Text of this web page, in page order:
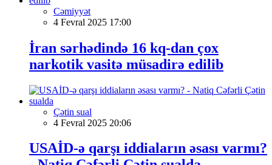
Cəmiyyət
4 Fevral 2025 17:00
İran sərhədində 16 kq-dan çox
narkotik vasitə müsadirə edilib
Çətin sual
4 Fevral 2025 20:06
USAİD-ə qarşı iddiaların əsası varmı?